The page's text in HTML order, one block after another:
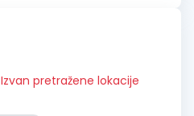
Izvan pretražene lokacije